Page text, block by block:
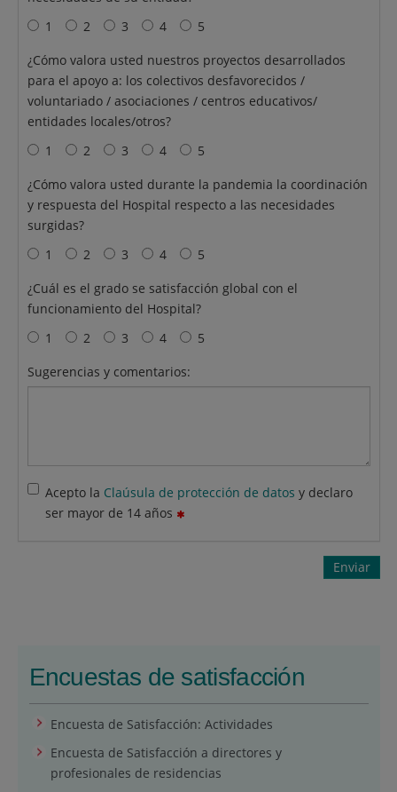
1
2 3 4
5
¿Cómo valora usted nuestros proyectos desarrollados
para el apoyo a: los colectivos desfavorecidos /
voluntariado / asociaciones / centros educativos/
entidades locales/otros?
1
2 3 4
5
¿Cómo valora usted durante la pandemia la coordinación
y respuesta del Hospital respecto a las necesidades
surgidas?
1
2 3 4
5
¿Cuál es el grado se satisfacción global con el
funcionamiento del Hospital?
1
2 3 4
5
Sugerencias y comentarios:
Acepto la Claúsula de protección de datos y declaro
ser mayor de 14 años
Enviar
Encuestas de satisfacción
Encuesta de Satisfacción: Actividades
Encuesta de Satisfacción a directores y
profesionales de residencias